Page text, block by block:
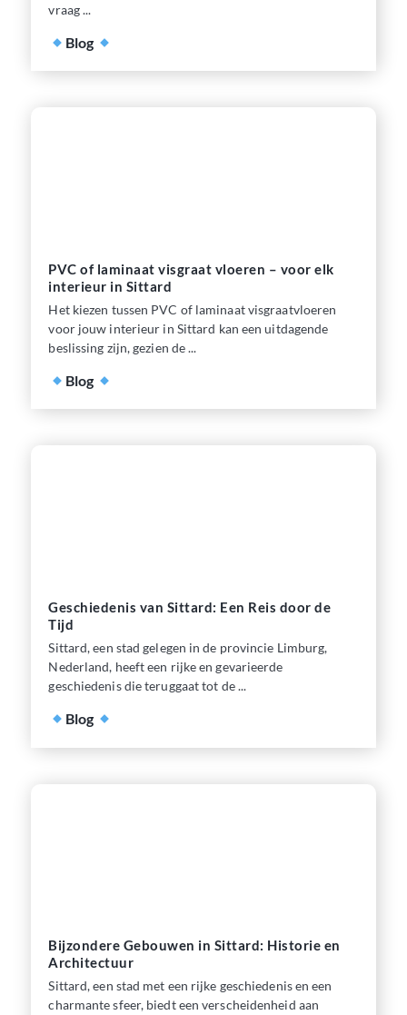
vraag ...
Blog
PVC of laminaat visgraat vloeren – voor elk
interieur in Sittard
Het kiezen tussen PVC of laminaat visgraatvloeren
voor jouw interieur in Sittard kan een uitdagende
beslissing zijn, gezien de ...
Blog
Geschiedenis van Sittard: Een Reis door de
Tijd
Sittard, een stad gelegen in de provincie Limburg,
Nederland, heeft een rijke en gevarieerde
geschiedenis die teruggaat tot de ...
Blog
Bijzondere Gebouwen in Sittard: Historie en
Architectuur
Sittard, een stad met een rijke geschiedenis en een
charmante sfeer, biedt een verscheidenheid aan